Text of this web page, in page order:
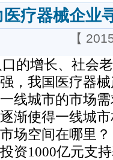
疗器械企业
【
的增长、社会
，我国医疗器
线城市的市场
渐使得一线城
场空间在哪里
资1000亿元支